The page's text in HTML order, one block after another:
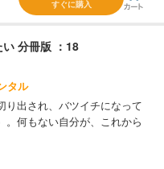
すぐに購入
分冊版 ：18
タル
り出され、バツイチになって
。何もない自分が、これから